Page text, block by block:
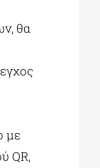
θα
με
QR,